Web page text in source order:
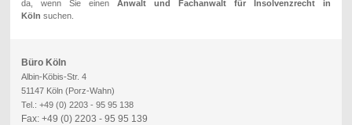
da, wenn Sie einen Anwalt und Fachanwalt für Insolvenzrecht in
Köln suchen.
Büro Köln
Albin-Köbis-Str. 4
51147 Köln (Porz-Wahn)
Tel.: +49 (0) 2203 - 95 95 138
Fax: +49 (0) 2203 - 95 95 139